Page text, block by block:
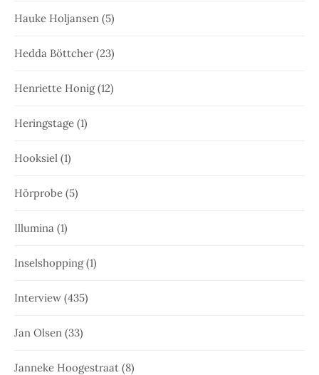
Hauke Holjansen (5)
Hedda Böttcher(23)
Henriette Honig(12)
Heringstage (1)
Hooksiel (1)
Hörprobe (5)
Illumina (1)
Inselshopping(1)
Interview (435)
Jan Olsen (33)
Janneke Hoogestraat (8)